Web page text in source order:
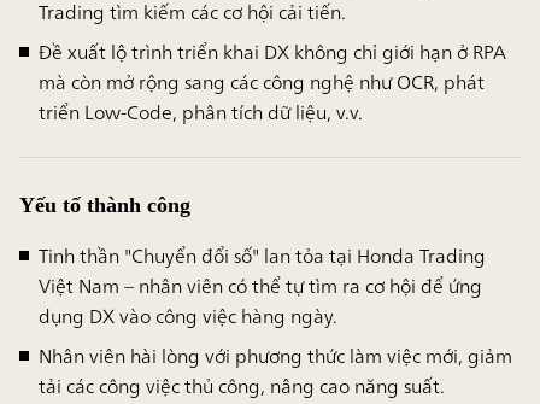
Trading tìm kiếm các cơ hội cải tiến.
Đề xuất lộ trình triển khai DX không chỉ giới hạn ở RPA
mà còn mở rộng sang các công nghệ như OCR, phát
triển Low-Code, phân tích dữ liệu, v.v.
Yếu tố thành công
Tinh thần"Chuyển đổi số" lan tỏa tại Honda Trading
Việt Nam – nhân viên có thể tự tìm ra cơ hội để ứng
dụng DX vào công việc hàng ngày.
Nhân viên hài lòng với phương thức làm việc mới, giảm
tải các công việc thủ công, nâng cao năng suất.